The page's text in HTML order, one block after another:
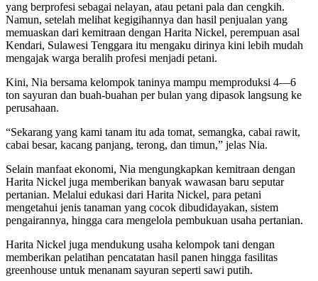
yang berprofesi sebagai nelayan, atau petani pala dan cengkih.
Namun, setelah melihat kegigihannya dan hasil penjualan yang
memuaskan dari kemitraan dengan Harita Nickel, perempuan asal
Kendari, Sulawesi Tenggara itu mengaku dirinya kini lebih mudah
mengajak warga beralih profesi menjadi petani.
Kini, Nia bersama kelompok taninya mampu memproduksi 4—6
ton sayuran dan buah-buahan per bulan yang dipasok langsung ke
perusahaan.
“Sekarang yang kami tanam itu ada tomat, semangka, cabai rawit,
cabai besar, kacang panjang, terong, dan timun,” jelas Nia.
Selain manfaat ekonomi, Nia mengungkapkan kemitraan dengan
Harita Nickel juga memberikan banyak wawasan baru seputar
pertanian. Melalui edukasi dari Harita Nickel, para petani
mengetahui jenis tanaman yang cocok dibudidayakan, sistem
pengairannya, hingga cara mengelola pembukuan usaha pertanian.
Harita Nickel juga mendukung usaha kelompok tani dengan
memberikan pelatihan pencatatan hasil panen hingga fasilitas
greenhouse untuk menanam sayuran seperti sawi putih.